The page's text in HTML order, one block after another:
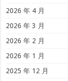
2026 年 4 月
2026 年 3 月
2026 年 2 月
2026 年 1 月
2025 年 12 月